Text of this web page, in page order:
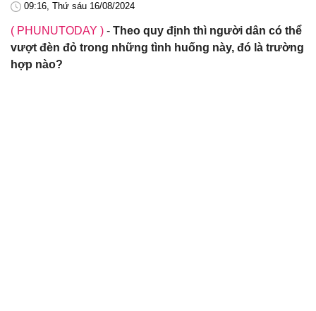
09:16, Thứ sáu 16/08/2024
( PHUNUTODAY ) - Theo quy định thì người dân có thể
vượt đèn đỏ trong những tình huống này, đó là trường
hợp nào?